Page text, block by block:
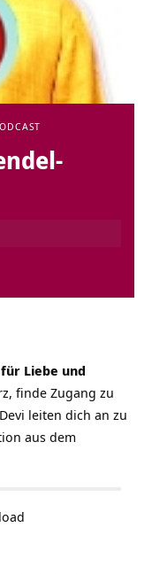
Liebe und
finde Zugang zu
leiten dich an zu
aus dem